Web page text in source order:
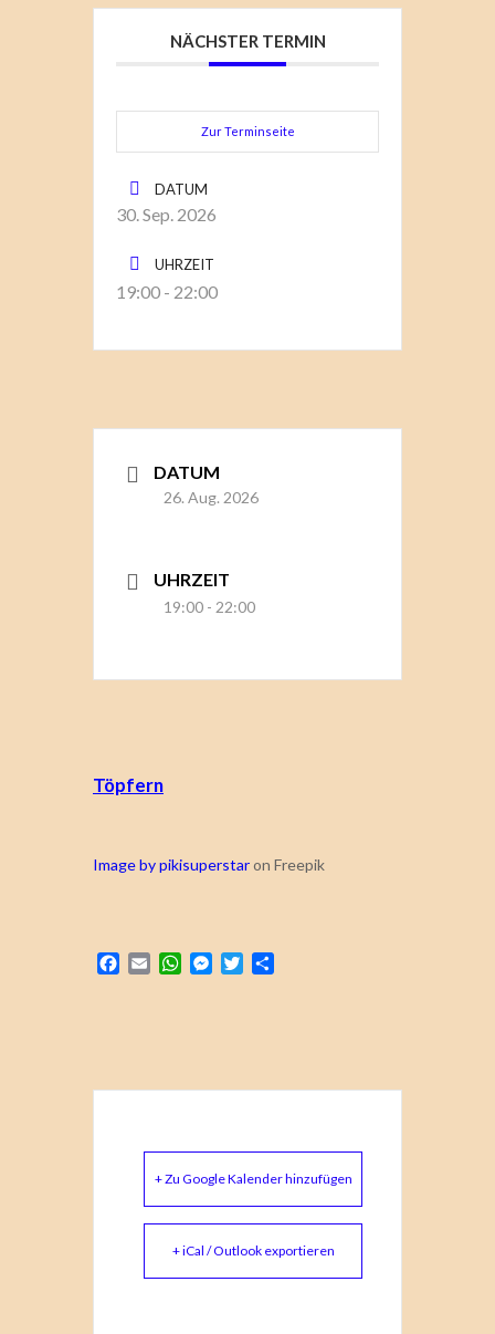
NÄCHSTER TERMIN
Zur Terminseite
DATUM
30. Sep. 2026
UHRZEIT
19:00 - 22:00
DATUM
26. Aug. 2026
UHRZEIT
19:00 - 22:00
Töpfern
Image by pikisuperstaron Freepik
Facebook
Email WhatsApp
Messenger
Twitter
+ Zu Google Kalender hinzufügen
+ iCal / Outlook exportieren